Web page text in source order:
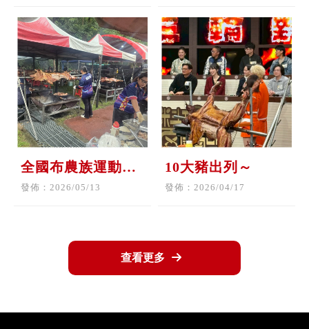
全國布農族運動大
會
發佈：2026/05/13
10大豬出列～
發佈：2026/04/17
查看更多